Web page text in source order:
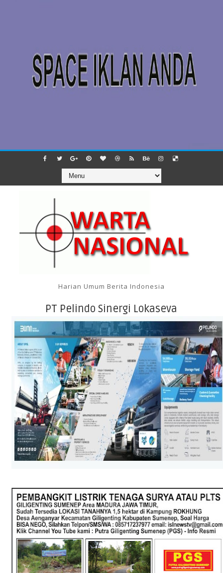
Harian Umum Berita Indonesia
PT Pelindo Sinergi Lokaseva